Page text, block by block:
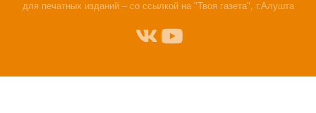
для печатных изданий – со ссылкой на "Твоя газета", г.Алушта